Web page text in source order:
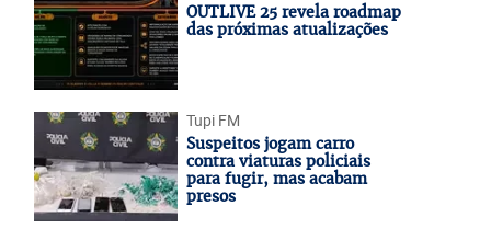
OUTLIVE 25 revela roadmap
das próximas atualizações
Tupi FM
Suspeitos jogam carro
contra viaturas policiais
para fugir, mas acabam
presos